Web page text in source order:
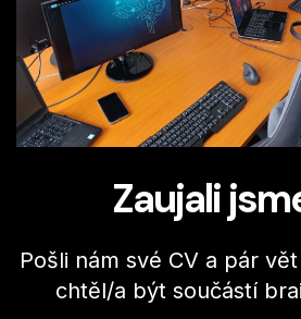
Zaujali
Pošli nám své CV a pár
chtěl/a být součástí